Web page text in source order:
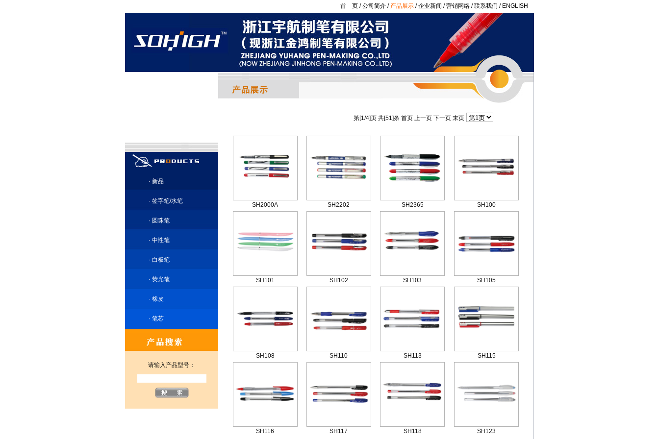
首 页 /公司简介 / 产品展示 /企业新闻 /营销网络 /联系我们 / ENGLISH
· 新品
· 签字笔/水笔
· 圆珠笔
· 中性笔
· 白板笔
· 荧光笔
· 橡皮
· 笔芯
请输入产品型号：
第[1/4]页 共[51]条 首页 上一页 下一页 末页
SH2000A SH2202 SH2365 SH100
SH101 SH102 SH103 SH105
SH108 SH110 SH113 SH115
SH116 SH117 SH118 SH123